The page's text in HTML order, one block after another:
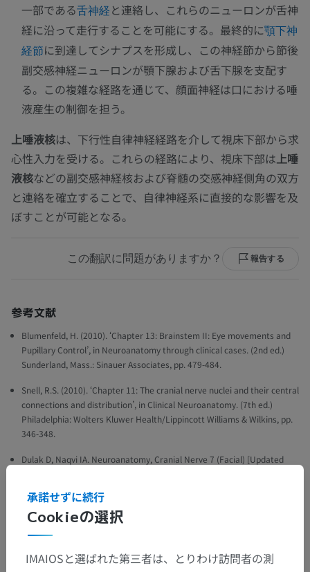
一部である舌神経と連絡し、これらのニューロンが舌神
経に沿って走行することを可能にする。最終的に顎下神
経節に到達してシナプスを形成し、この神経節から節後
副交感神経ニューロンが顎下腺および舌下腺を支配す
る。この複雑な経路を通じて、顔面神経は口における唾
液産生の制御を担う。
上唾液核は、下行性自律神経経路を介して視床下部から求
心性入力を受ける。これらの経路により、視床下部は上唾
液核などの副交感神経核および脊髄の交感神経側角の双方
と連絡を確立することで、自律神経系に直接的な影響を及
ぼすことが可能となる。
この翻訳に問題がありますか？ 報告する
参考文献
Blumenfeld, H. (2010). ‘Chapter 13: Brainstem II: Eye movements and
Pupillary Control’, in Neuroanatomy through clinical cases. (2nd ed.)
Sunderland, Mass.: Sinauer Associates, pp. 479-484.
Snell, R.S. (2010). ‘Chapter 11: The cranial nerve nuclei and their central
connections and distribution’, in Clinical Neuroanatomy. (7th ed.)
Philadelphia: Wolters Kluwer Health/Lippincott Williams & Wilkins, pp.
346-348.
Dulak D, Naqvi IA. Neuroanatomy, Cranial Nerve 7 (Facial) [Updated
https://www.ncbi.nlm.nih.gov/books/NBK526119/
ギャラリー
Cookieの選択
承諾せずに続行
IMAIOSと選ばれた第三者は、とりわけ訪問者の測